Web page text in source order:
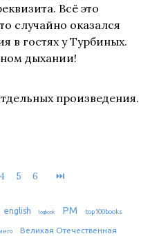
Всё это
случайно оказался
в гостях у Турбиных.
дыхании!
произведения.
4 5 6 ⏭
english logbook PM top100books
Великая Отечественная